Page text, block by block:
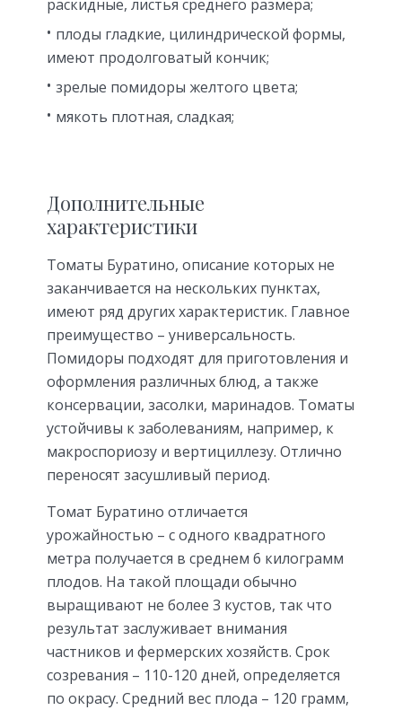
раскидные, листья среднего размера;
плоды гладкие, цилиндрической формы,
имеют продолговатый кончик;
зрелые помидоры желтого цвета;
мякоть плотная, сладкая;
Дополнительные
характеристики
Томаты Буратино, описание которых не
заканчивается на нескольких пунктах,
имеют ряд других характеристик. Главное
преимущество – универсальность.
Помидоры подходят для приготовления и
оформления различных блюд, а также
консервации, засолки, маринадов. Томаты
устойчивы к заболеваниям, например, к
макроспориозу и вертициллезу. Отлично
переносят засушливый период.
Томат Буратино отличается
урожайностью – с одного квадратного
метра получается в среднем 6 килограмм
плодов. На такой площади обычно
выращивают не более 3 кустов, так что
результат заслуживает внимания
частников и фермерских хозяйств. Срок
созревания – 110-120 дней, определяется
по окрасу. Средний вес плода – 120 грамм,